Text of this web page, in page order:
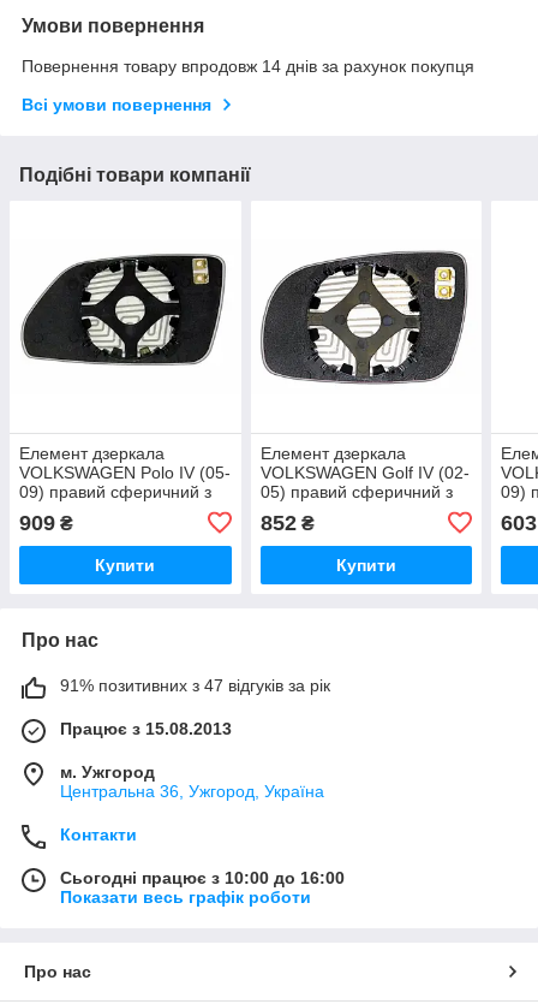
Умови повернення
Повернення товару впродовж 14 днів за рахунок покупця
Всі умови повернення
Подібні товари компанії
Елемент дзеркала
VOLKSWAGEN Polo IV (05-
09) правий сферичний з
909 ₴
Купити
Елемент дзеркала
VOLKSWAGEN Golf IV (02-
05) правий сферичний з
852₴
Купити
09)
603
Про нас
91% позитивних з 47 відгуків за рік
Працює з 15.08.2013
м. Ужгород
Центральна 36, Ужгород, Україна
Контакти
Сьогодні працює з 10:00 до 16:00
Показати весь графік роботи
Про нас